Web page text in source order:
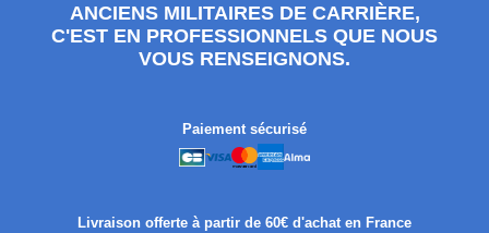
ANCIENS MILITAIRES DE CARRIÈRE,
C'EST EN PROFESSIONNELS QUE NOUS
VOUS RENSEIGNONS.
Paiement sécurisé
Livraison offerte à partir de 60€ d'achat en France